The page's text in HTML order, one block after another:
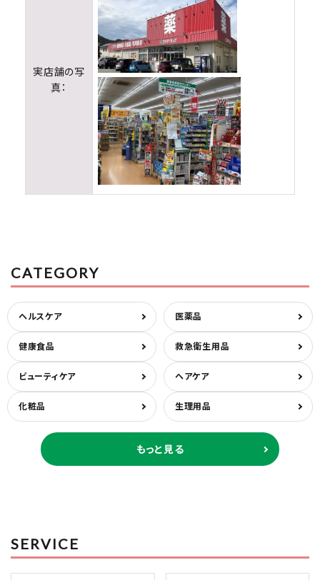
実店舗の写
真：
CATEGORY
ヘルスケア 医薬品
健康食品 救急衛生用品
ビューティケア ヘアケア
化粧品 生理用品
もっと見る
SERVICE